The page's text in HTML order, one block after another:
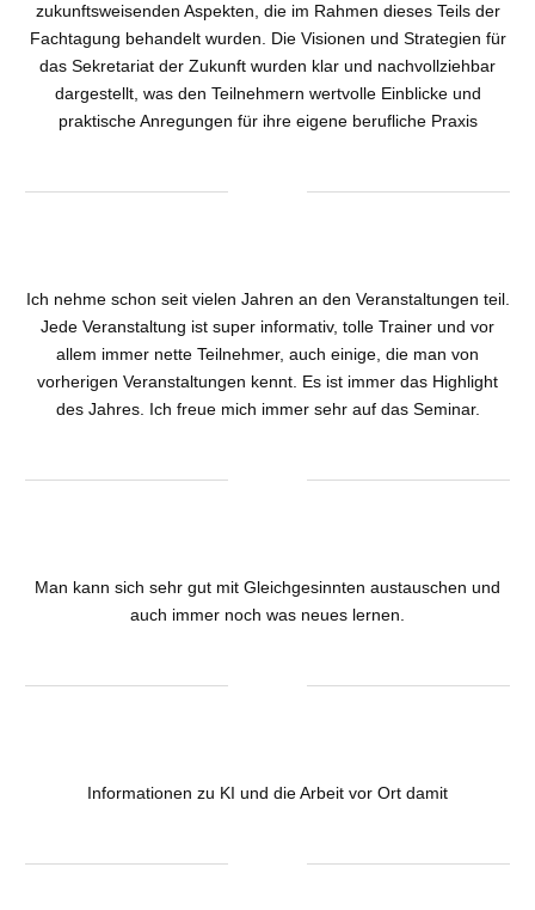
zukunftsweisenden Aspekten, die im Rahmen dieses Teils der
Fachtagung behandelt wurden. Die Visionen und Strategien für
das Sekretariat der Zukunft wurden klar und nachvollziehbar
dargestellt, was den Teilnehmern wertvolle Einblicke und
praktische Anregungen für ihre eigene berufliche Praxis
Ich nehme schon seit vielen Jahren an den Veranstaltungen teil.
Jede Veranstaltung ist super informativ, tolle Trainer und vor
allem immer nette Teilnehmer, auch einige, die man von
vorherigen Veranstaltungen kennt. Es ist immer das Highlight
des Jahres. Ich freue mich immer sehr auf das Seminar.
Man kann sich sehr gut mit Gleichgesinnten austauschen und
auch immer noch was neues lernen.
Informationen zu KI und die Arbeit vor Ort damit